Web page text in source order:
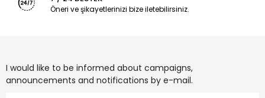
Öneri ve şikayetlerinizi bize iletebilirsiniz.
I would like to be informed about campaigns,
announcements and notifications by e-mail.